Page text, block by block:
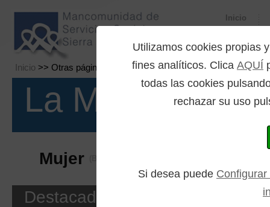
Utilizamos cookies propias
fines analíticos. Clica AQUÍ
todas las cookies
rechazar su uso
Si desea puede
Inicio
Inicio >> Otras páginas >> Búsqueda por etiquetas
La
Mujer
Destacados